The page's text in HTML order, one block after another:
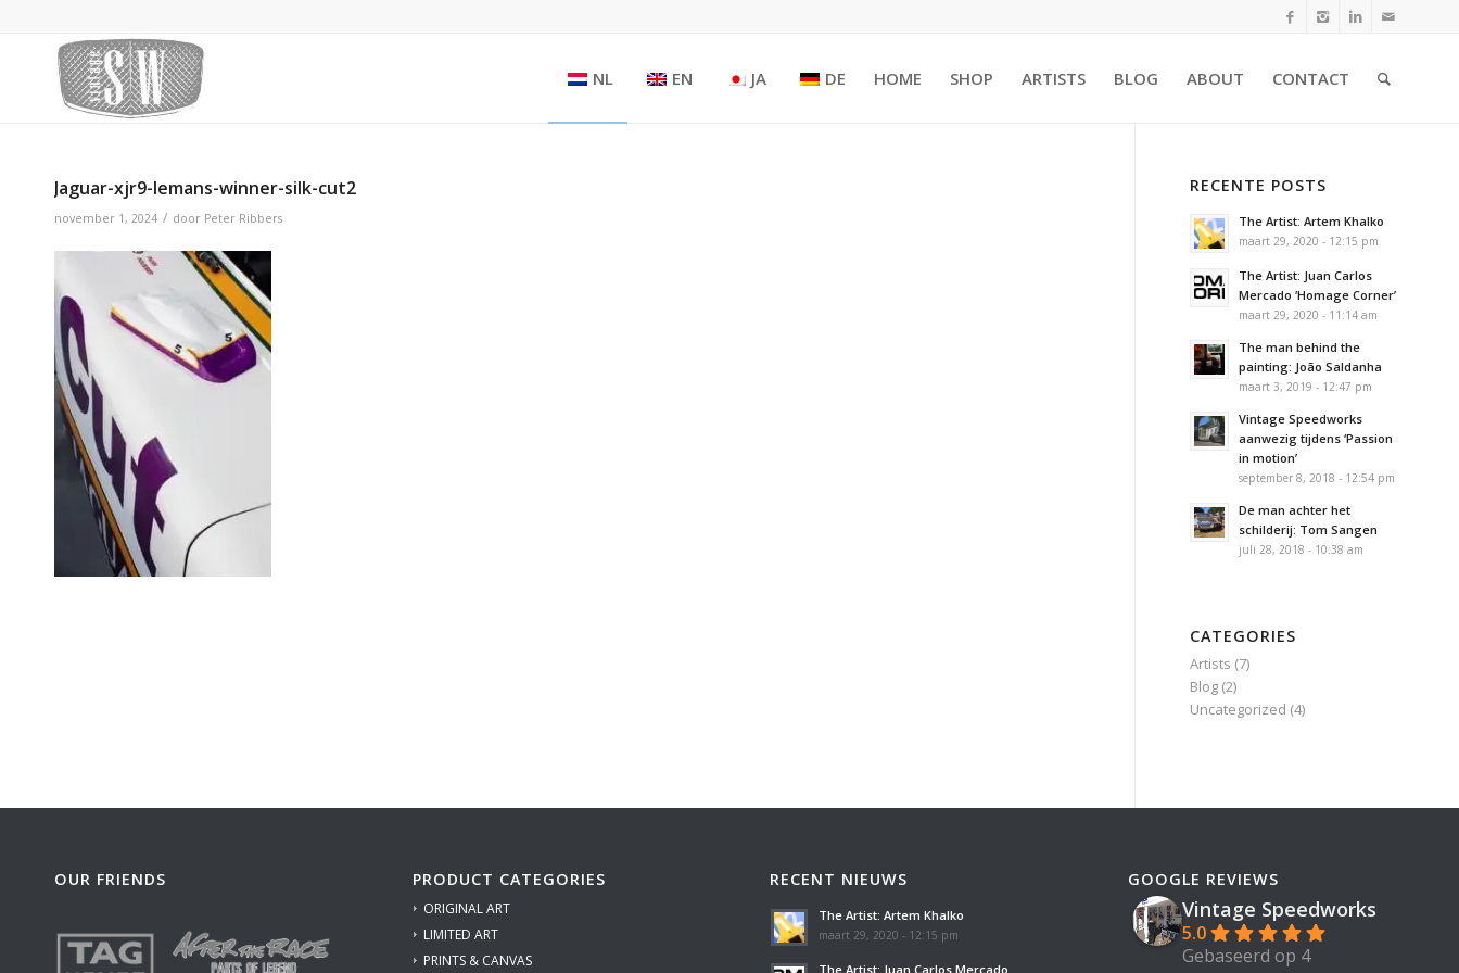
NL EN JA DE HOME SHOP ARTISTS BLOG ABOUT CONTACT
Jaguar-xjr9-lemans-winner-silk-cut2
november 1, 2024 / door Peter Ribbers
RECENTE POSTS
The Artist: Artem Khalko
maart 29, 2020 - 12:15 pm
The Artist: Juan Carlos
Mercado ‘Homage Corner’
maart 29, 2020 - 11:14 am
The man behind the
painting: João Saldanha
maart 3, 2019 - 12:47 pm
Vintage Speedworks
aanwezig tijdens ‘Passion
in motion’
september 8, 2018 - 12:54 pm
De man achter het
schilderij: Tom Sangen
juli 28, 2018 - 10:38 am
CATEGORIES
Artists (7)
Blog (2)
Uncategorized (4)
OUR FRIENDS PRODUCT CATEGORIES
ORIGINAL ART
LIMITED ART
PRINTS & CANVAS
RECENT NIEUWS
The Artist: Artem Khalko
maart 29, 2020 - 12:15 pm
The Artist: Juan Carlos Mercado
GOOGLE REVIEWS
Vintage Speedworks
5.0
Gebaseerd op 4